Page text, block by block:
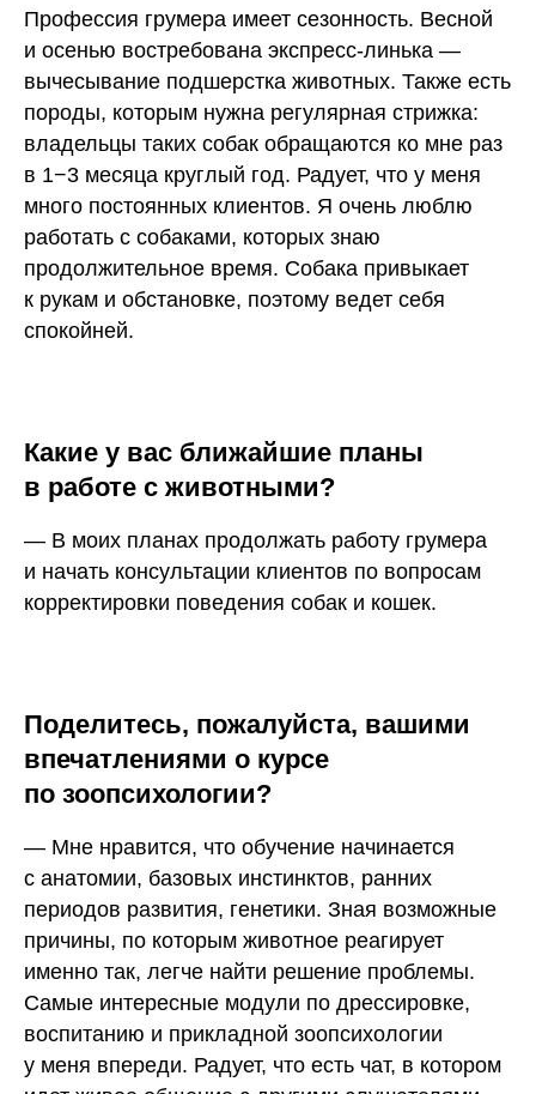
Профессия грумера имеет сезонность. Весной
и осенью востребована экспресс-линька —
вычесывание подшерстка животных. Также есть
породы, которым нужна регулярная стрижка:
владельцы таких собак обращаются ко мне раз
в 1−3 месяца круглый год. Радует, что у меня
много постоянных клиентов. Я очень люблю
работать с собаками, которых знаю
продолжительное время. Собака привыкает
к рукам и обстановке, поэтому ведет себя
спокойней.
Какие у вас ближайшие планы
в работе с животными?
— В моих планах продолжать работу грумера
и начать консультации клиентов по вопросам
корректировки поведения собак и кошек.
Поделитесь, пожалуйста, вашими
впечатлениями о курсе
по зоопсихологии?
— Мне нравится, что обучение начинается
с анатомии, базовых инстинктов, ранних
периодов развития, генетики. Зная возможные
причины, по которым животное реагирует
именно так, легче найти решение проблемы.
Самые интересные модули по дрессировке,
воспитанию и прикладной зоопсихологии
у меня впереди. Радует, что есть чат, в котором